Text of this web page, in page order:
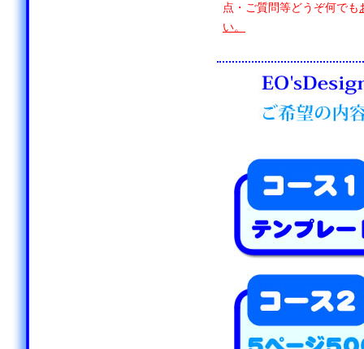
点・ご質問等どうぞ何でも
い。